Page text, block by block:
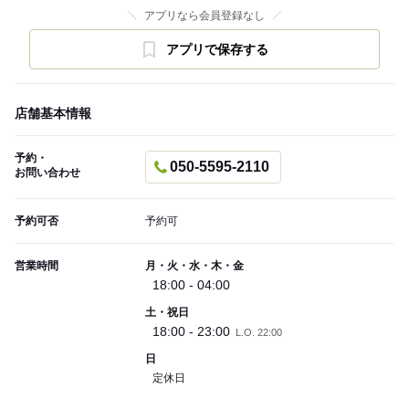
アプリなら会員登録なし
アプリで保存する
店舗基本情報
予約・
お問い合わせ
050-5595-2110
予約可否 予約可
営業時間 月・火・水・木・金
18:00 - 04:00
土・祝日
18:00 - 23:00 L.O. 22:00
日
定休日